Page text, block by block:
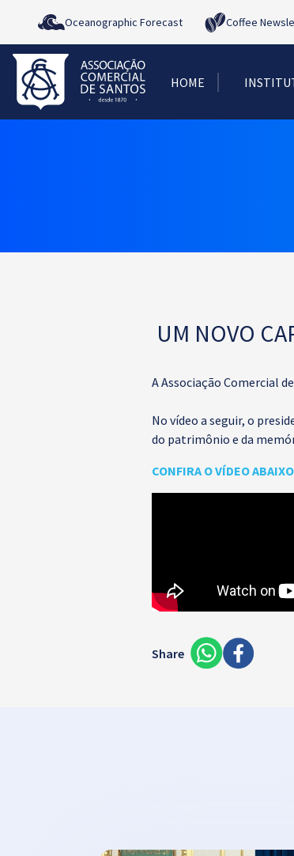
Oceanographic Forecast Coffee
HOME
UM NOVO
A Associação Comercial
No vídeo a seguir, o
do patrimônio e da
CONFIRA O VÍDEO
Share